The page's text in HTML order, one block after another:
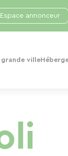
ville
Espace annonceur